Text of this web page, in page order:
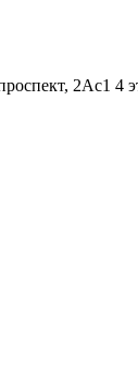
2Ас1 4